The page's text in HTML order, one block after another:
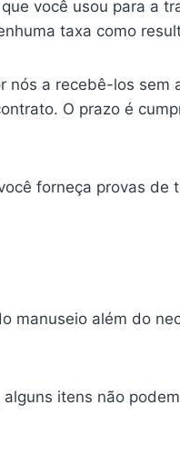
você usou para a
taxa como
a recebê-los sem
O prazo é
forneça provas de
manuseio além do
itens não